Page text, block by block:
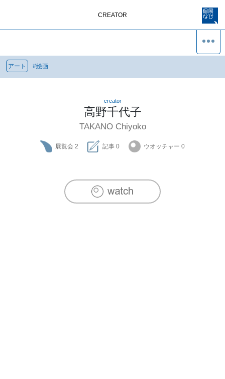
CREATOR
アート #絵画
creator
高野千代子
TAKANO Chiyoko
展覧会 2 記事 0 ウオッチャー 0